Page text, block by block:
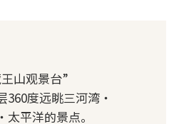
山观景台”
度远眺三河湾・
平洋的景点。